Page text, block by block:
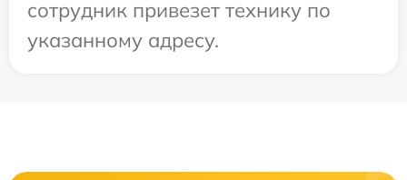
сотрудник привезет технику по
указанному адресу.